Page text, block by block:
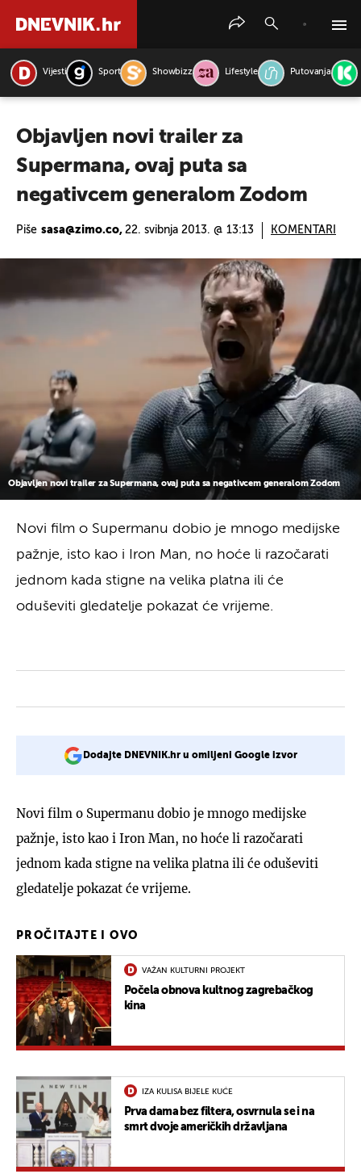
Vijesti Sport Showbizz Lifestyle Putovanja
Objavljen novi trailer za
Supermana, ovaj puta sa
negativcem generalom Zodom
Piše sasa@zimo.co, 22. svibnja 2013. @ 13:13 KOMENTARI
Objavljen novi trailer za Supermana, ovaj puta sa negativcem generalom Zodom
Novi film o Supermanu dobio je mnogo medijske
pažnje, isto kao i Iron Man, no hoće li razočarati
jednom kada stigne na velika platna ili će
oduševiti gledatelje pokazat će vrijeme.
Dodajte DNEVNIK.hr u omiljeni Google izvor
Novi film o Supermanu dobio je mnogo medijske
pažnje, isto kao i Iron Man, no hoće li razočarati
jednom kada stigne na velika platna ili će oduševiti
gledatelje pokazat će vrijeme.
PROČITAJTE I OVO
VAŽAN KULTURNI PROJEKT
Počela obnova kultnog zagrebačkog
kina
IZA KULISA BIJELE KUĆE
Prva dama bez filtera, osvrnula se i na
smrt dvoje američkih državljana
PRETRAŽITE VIJESTI